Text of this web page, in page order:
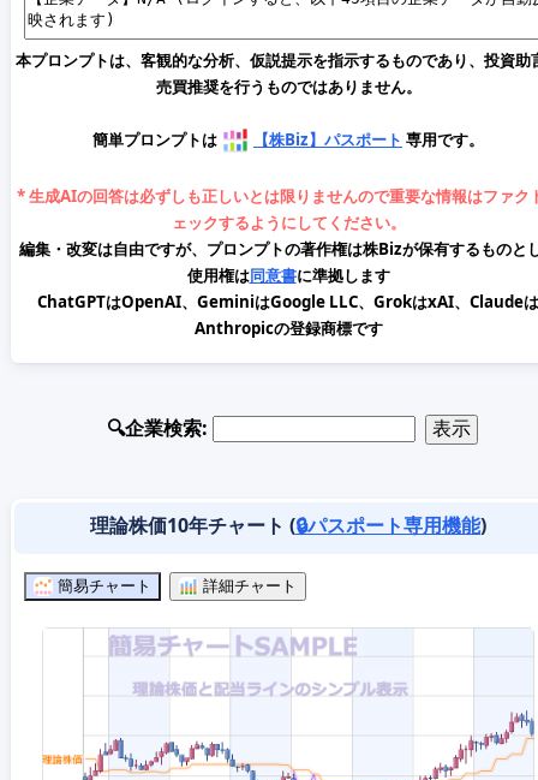
本プロンプトは、客観的な分析、仮説提示を指示するものであり、投資助
売買推奨を行うものではありません。
簡単プロンプトは 【株Biz】パスポート 専用です。
* 生成AIの回答は必ずしも正しいとは限りませんので重要な情報はファク
ェックするようにしてください。
編集・改変は自由ですが、プロンプトの著作権は株Bizが保有するものと
使用権は同意書に準拠します
ChatGPTはOpenAI、GeminiはGoogle LLC、GrokはxAI、Claudeは
Anthropicの登録商標です
🔍企業検索:
理論株価10年チャート (🔒パスポート専用機能)
簡易チャート 詳細チャート